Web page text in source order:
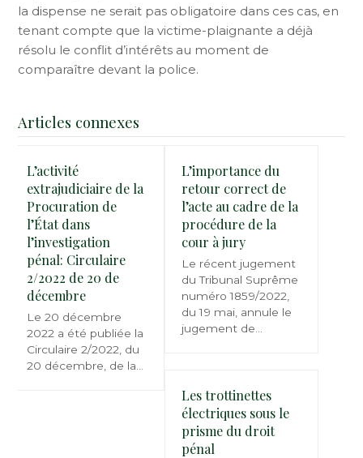
la dispense ne serait pas obligatoire dans ces cas, en
tenant compte que la victime-plaignante a déjà
résolu le conflit d’intérêts au moment de
comparaître devant la police.
Articles connexes
L’activité
extrajudiciaire de la
Procuration de
l’État dans
l’investigation
pénal: Circulaire
2/2022 de 20 de
décembre
Le 20 décembre
2022 a été publiée la
Circulaire 2/2022, du
20 décembre, de la…
L’importance du
retour correct de
l’acte au cadre de la
procédure de la
cour à jury
Le récent jugement
du Tribunal Suprême
numéro 1859/2022,
du 19 mai, annule le
jugement de…
Les trottinettes
électriques sous le
prisme du droit
pénal